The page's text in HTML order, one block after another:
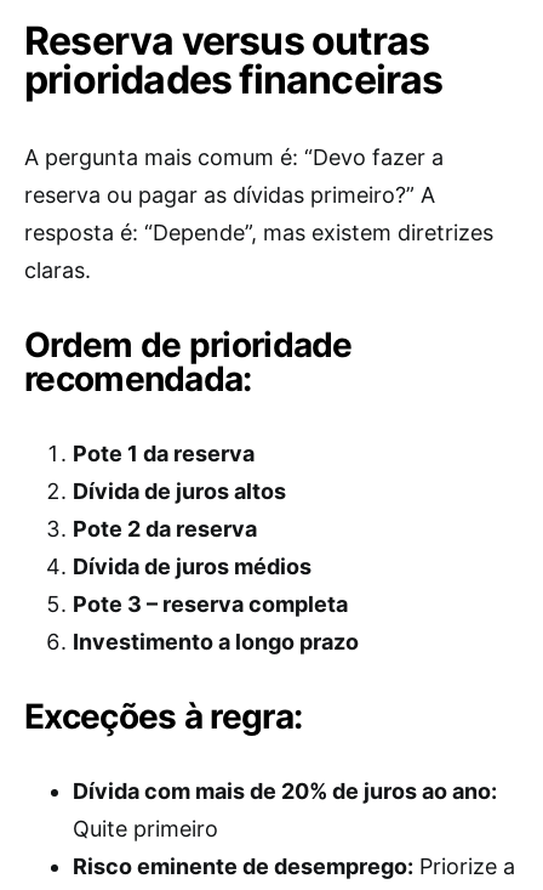
Reserva versus outras
prioridades financeiras
A pergunta mais comum é: “Devo fazer a
reserva ou pagar as dívidas primeiro?” A
resposta é: “Depende”, mas existem diretrizes
claras.
Ordem de prioridade
recomendada:
Pote 1 da reserva
Dívida de juros altos
Pote 2 da reserva
Dívida de juros médios
Pote 3 – reserva completa
Investimento a longo prazo
Exceções à regra:
Dívida com mais de 20% de juros ao ano:
Quite primeiro
Risco eminente de desemprego: Priorize a